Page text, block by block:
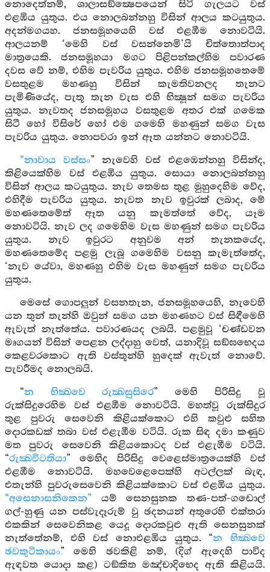
නොදෙත්නම්, ශාලාසඞ්ක්‍ෂෙපයෙන් සිටි ගැලයට වස්
එළඹිය යුතුය. එය නොලබන්නහු විසින් ආලය කටයුතුය.
අදන්මගයහ. ජනසමූහයෙහි වස් එළඹීම නොවටියි.
ආලයනම් ‘මෙහි වස් වසන්නෙමි’යි චිත්තොත්පාද
මාත්‍රයෙකි. ජනසමූහයා මගට පිළිපන්කල්හිම පවාරණ
දවස වේ නම්, එහිම පැවරිය යුතුය. එහිම ජනසමූහතෙමේ
වසතුළම මහණහු විසින් කැමතිවනලද තැනට
පැමිණියේද, පැතූ තැන වැස එහි භික්‍ෂූන් සමග පැවරිය
යුතුය. නැවතද ජනසමූහය වසතුළම අතර එක් ගමෙක
සිටී හෝ විසිරේ හෝ එම ගමෙහි මහණුන් සමග වැස
පැවරිය යුතුය. නොපවරා ඉන් ඈත යන්නට නොවටියි.
“නාවාය වස්සං” නැවෙහි වස් එළඹෙන්නහු විසින්ද,
කිළියෙක්හිම වස් එළඹිය යුතුය. සොයා නොලබන්නහු
විසින් ආලය කටයුතුය. නැව තෙමස තුළ මුහුදෙහිම වේද,
එහිදීම පැවරිය යුතුය. නැවත නැව ඉවුරක් ලබාද, මේ
මහණතෙමේත් ඈත යනු කැමත්තේ වේද, යෑම
නොවටියි. නැව ලද ගමෙහිම වැස මහණුන් සමග පැවරිය
යුතුය. නැව ඉවුරට අනුවම අන් තැනකයේද,
මහණතෙමේද පළමු ලැබූ ගමෙහිම වසනු කැමැත්තේද,
‘නැව යේවා, මහණහු එහිම වැස මහණුන් සමග පැවරිය
යුතුය.
මෙසේ ගොපලුන් වසනතැන, ජනසමූහයෙහි, නැවෙහි
යන තුන් තැන්හි ඔවුන් සමග යන මහණහට වස් සිඳීමෙහි
ඇවැත් නැත්තේය. පවාරණයද ලබයි. පළමුවූ ‘චණ්ඩවන
මෘගයන් විසින් පෙළන ලද්දාහු වෙත්, යනාදිවූ සඞ්ඝභෙදය
කෙළවරකොට ඇති වස්තූන්හි හුදෙක් ඇවැත් නොවේ.
පැවරීමද නොලබයි.
“න භික්‍ඛවෙ රුක්‍ඛසුසිරෙ” මෙහි පිරිසිදු වූ
රුක්සිදුරෙහිම වස් එළඹීම නොවටියි. මහත්වූ රුක්සිදුර
තුළ පුවරු සෙවෙනි කිළියක්කොට එහි කවුළු සහිත
දොරකඩක් තබා වස් එළැඹීම වටියි. රුක සිඳ දමා කණුව
මත පුවරු සෙවෙනි කිළියකොටද වස් එළැඹීම වටියි.
“රුක්‍ඛවිටතියා” මෙහිද පිරිසිදු වෙළෙස්මාත්‍රයෙක්හි වස්
එළඹීම නොවටියි. මහවෙළෙපෙක්හි අටල්ලක් බැඳ,
එතැන්හි පුවරුසෙවෙනි කිළියක්කොට වස් එළඹිය යුතුය.
“අසෙනාසනිකෙන” යම් සෙනසුනක තණ-පත්-ගඩොල්
ගල්-හුණු යන පස්වැදෑරුම් වු ඡදනයන් අතුරෙහි එක්තරා
එකකින් සෙවෙනිකළ යෙදූ දොරකවුළු ඇති සෙනසුනක්
නැත්තේනම්, එහි වස් නොඑළඹිය යුතුය. “න භික්‍ඛවෙ
ඡවකුටිකායං” මෙහි ඡවකිළි නම්, (දිග් ඇදෙහි පාවිද
ඇඳවත යොදා කළ) ටඞ්කිත මඤ්චාදිභෙද ඇති කිළියයි.